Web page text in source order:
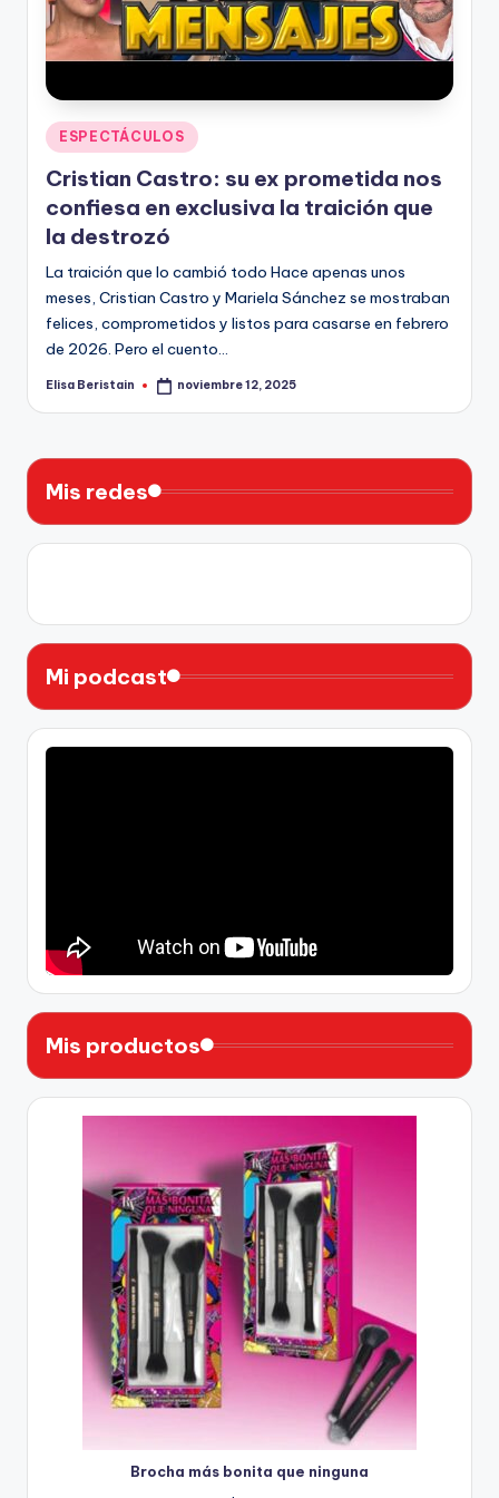
Publicado
en
ESPECTÁCULOS
Cristian Castro: su ex prometida nos
confiesa en exclusiva la traición que
la destrozó
La traición que lo cambió todo Hace apenas unos
meses, Cristian Castro y Mariela Sánchez se mostraban
felices, comprometidos y listos para casarse en febrero
de 2026. Pero el cuento…
Publicado
Elisa Beristain noviembre 12, 2025
Mis redes
Mi podcast
Mis productos
Brocha más bonita que ninguna